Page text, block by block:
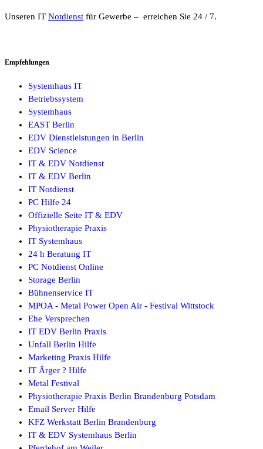
Unseren IT Notdienst für Gewerbe – erreichen Sie 24 / 7.
Empfehlungen
Systemhaus IT
Betriebssystem
Systemhaus
EAST Berlin
EDV Dienstleistungen in Berlin
EDV Science
IT & EDV Notdienst
IT & EDV Berlin
IT Notdienst
PC Hilfe 24
Offizielle Seite IT & EDV
Physiotherapie Praxis
IT Systemhaus
24 h Beratung IT
PC Notdienst Online
Storage Berlin
Bühnenservice IT
MPOA - Metal Power Open Air - Festival Wittstock
Ehe Versprechen
IT EDV Berlin Praxis
Unfall Berlin Hilfe
Marketing Praxis Hilfe
IT Ärger ? Hilfe
Metal Festival
Physiotherapie Praxis Berlin Brandenburg Potsdam
Email Server Hilfe
KFZ Werkstatt Berlin Brandenburg
IT & EDV Systemhaus Berlin